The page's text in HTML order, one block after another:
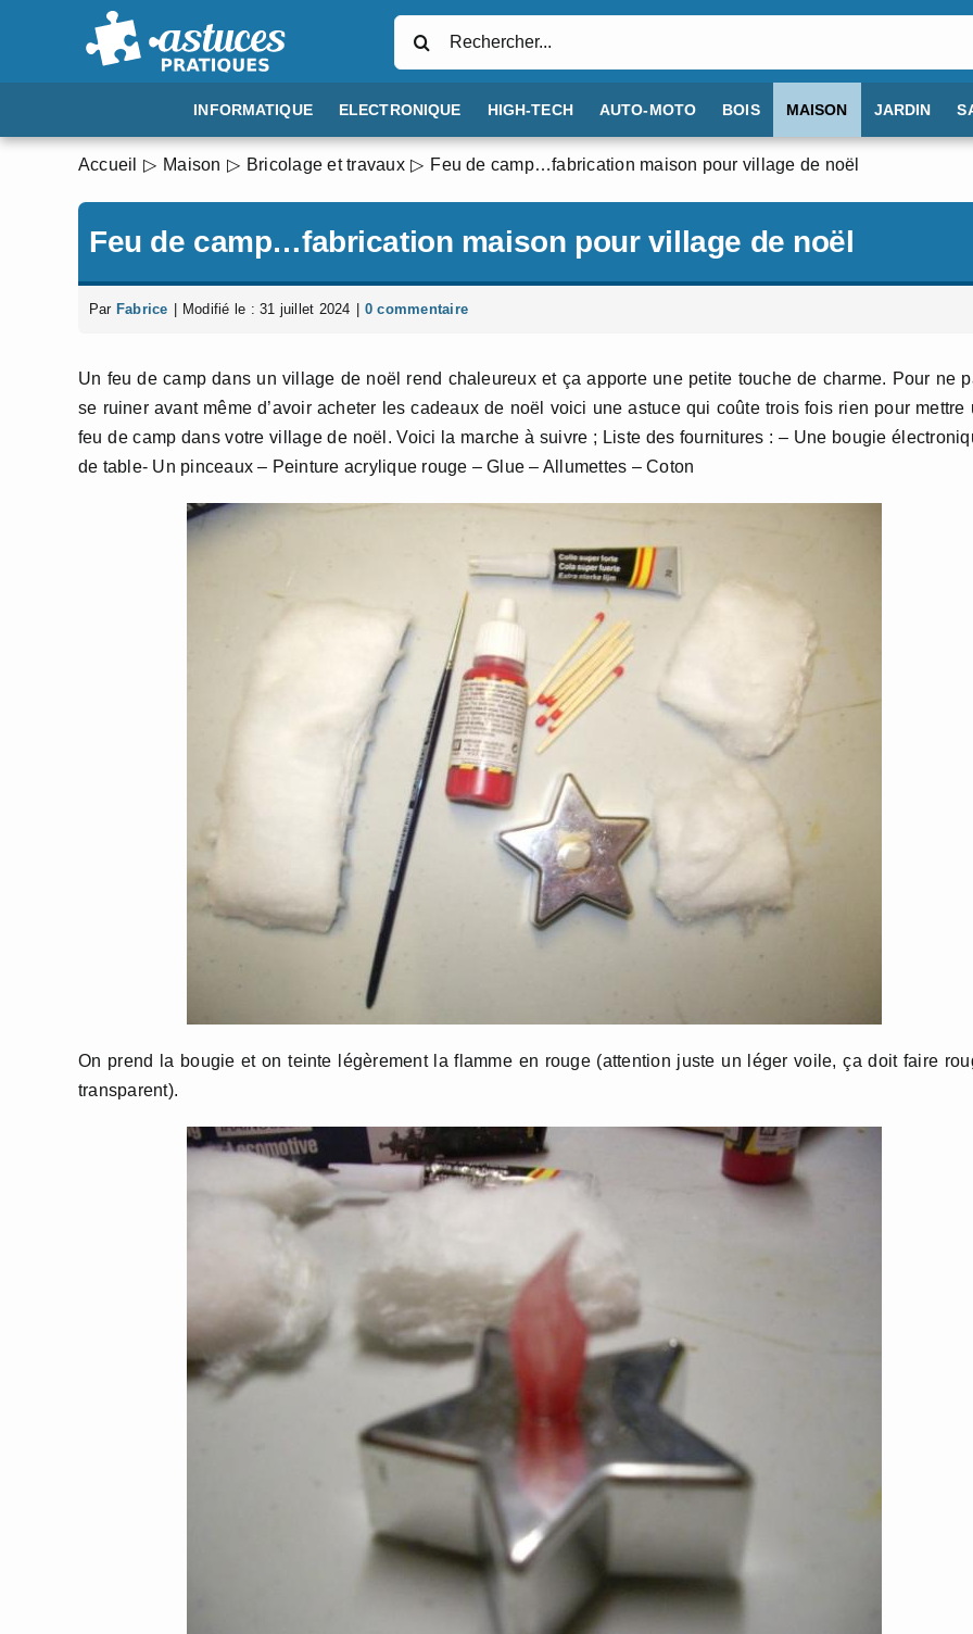
INFORMATIQUE ELECTRONIQUE HIGH-TECH AUTO-MOTO BOIS MAISON JARDIN
Accueil Maison Bricolage et travaux Feu de camp…fabrication maison pour village de noël
Feu de camp…fabrication maison pour village de noël
Par Fabrice Modifié le : 31 juillet 2024 0 commentaire
Un feu de camp dans un village de noël rend chaleureux et ça apporte une petite touche de charme. Pour ne
se ruiner avant même d’avoir acheter les cadeaux de noël voici une astuce qui coûte trois fois rien pour mettre
feu de camp dans votre village de noël. Voici la marche à suivre ; Liste des fournitures : – Une bougie
de table- Un pinceaux – Peinture acrylique rouge – Glue – Allumettes – Coton
On prend la bougie et on teinte légèrement la flamme en rouge (attention juste un léger voile, ça doit faire
transparent).